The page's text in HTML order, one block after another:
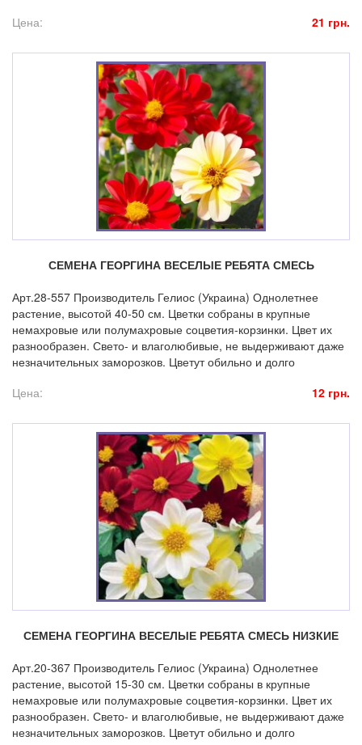
Цена:
21 грн.
СЕМЕНА ГЕОРГИНА ВЕСЕЛЫЕ РЕБЯТА СМЕСЬ
Арт.28-557 Производитель Гелиос (Украина) Однолетнее
растение, высотой 40-50 см. Цветки собраны в крупные
немахровые или полумахровые соцветия-корзинки. Цвет их
разнообразен. Свето- и влаголюбивые, не выдерживают даже
незначительных заморозков. Цветут обильно и долго
Цена:
12 грн.
СЕМЕНА ГЕОРГИНА ВЕСЕЛЫЕ РЕБЯТА СМЕСЬ НИЗКИЕ
Арт.20-367 Производитель Гелиос (Украина) Однолетнее
растение, высотой 15-30 см. Цветки собраны в крупные
немахровые или полумахровые соцветия-корзинки. Цвет их
разнообразен. Свето- и влаголюбивые, не выдерживают даже
незначительных заморозков. Цветут обильно и долго